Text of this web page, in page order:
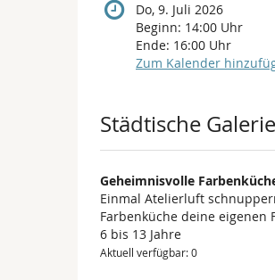
Do, 9. Juli 2026
Beginn: 14:00 Uhr
Ende: 16:00 Uhr
Zum Kalender
Produkte
Städtische Galerie
Geheimnisvolle
Einmal Atelierluft
Farbenküche deine eigenen
6 bis 13 Jahre
Aktuell verfügbar: 0